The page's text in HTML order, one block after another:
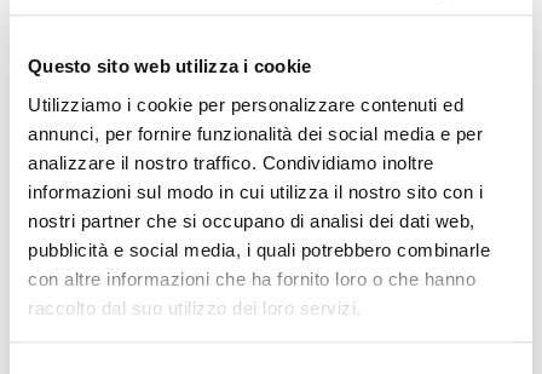
Questo sito web utilizza i cookie
Utilizziamo i cookie per personalizzare contenuti ed
annunci, per fornire funzionalità dei social media e per
analizzare il nostro traffico. Condividiamo inoltre
informazioni sul modo in cui utilizza il nostro sito con i
nostri partner che si occupano di analisi dei dati web,
pubblicità e social media, i quali potrebbero combinarle
con altre informazioni che ha fornito loro o che hanno
raccolto dal suo utilizzo dei loro servizi.
previsioni più difficili.
Non sto a elencare i problemi con i quali gli
imprenditori debbono oggi confrontarsi a
questi propositi. Sanno che il covid è stato
debellato, ma sanno anche che molti conflitti
stanno continuando e che altri potrebbero